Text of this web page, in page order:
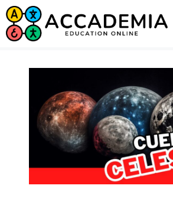
Saltar
al
contenido